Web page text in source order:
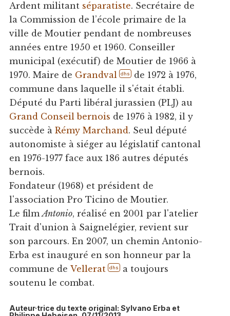
Ardent militant séparatiste. Secrétaire de
la Commission de l’école primaire de la
ville de Moutier pendant de nombreuses
années entre 1950 et 1960. Conseiller
municipal (exécutif) de Moutier de 1966 à
1970. Maire de Grandval dhs de 1972 à 1976,
commune dans laquelle il s'était établi.
Député du Parti libéral jurassien (PLJ) au
Grand Conseil bernois de 1976 à 1982, il y
succède à Rémy Marchand. Seul député
autonomiste à siéger au législatif cantonal
en 1976-1977 face aux 186 autres députés
bernois.
Fondateur (1968) et président de
l'association Pro Ticino de Moutier.
Le filmAntonio, réalisé en 2001 par l'atelier
Trait d'union à Saignelégier, revient sur
son parcours. En 2007, un chemin Antonio-
Erba est inauguré en son honneur par la
commune de Vellerat dhs a toujours
soutenu le combat.
Auteur·trice du texte original: Sylvano Erba et